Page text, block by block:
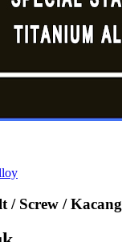
/ Screw / Kacang